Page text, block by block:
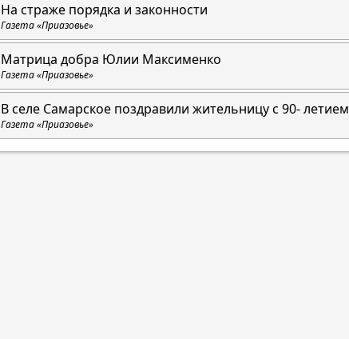
На страже порядка и законности
Газета «Приазовье»
Матрица добра Юлии Максименко
Газета «Приазовье»
В селе Самарское поздравили жительницу с 90- летием
Газета «Приазовье»